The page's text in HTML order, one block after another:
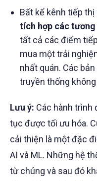
Bất kể kênh tiếp
tích hợp các
tất cả các điểm
mua một trải
nhất quán. Các
truyền thống
Lưu ý: Các hành trình
tục được tối ưu hóa.
cải thiện là một đặc
AI và ML. Những hệ
từ chúng và sau đó